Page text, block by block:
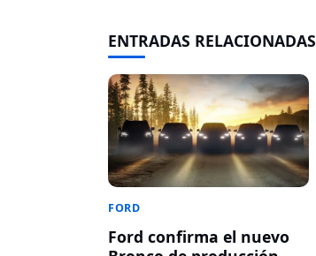
ENTRADAS RELACIONADAS
FORD
Ford confirma el nuevo